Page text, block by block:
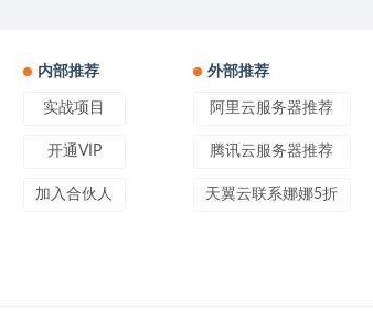
内部推荐
实战项目
开通VIP
加入合伙人
外部推荐
阿里云服务器推荐
腾讯云服务器推荐
天翼云联系娜娜5折